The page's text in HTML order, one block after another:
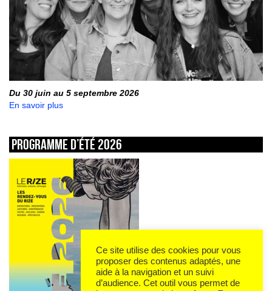
Du 30 juin au 5 septembre 2026
En savoir plus
Programme d’été 2026
Ce site utilise des cookies pour vous
proposer des contenus adaptés, une
aide à la navigation et un suivi
d’audience. Cet outil vous permet de